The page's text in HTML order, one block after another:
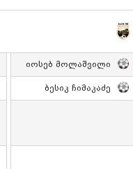
Იოსებ Მოლაშვილი
Ბესიკ Ჩიმაკაძე